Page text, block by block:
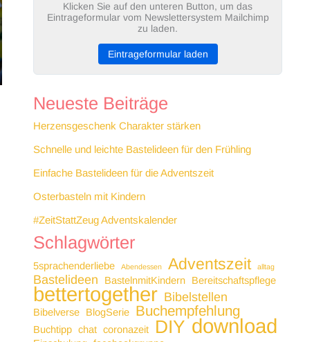
Klicken Sie auf den unteren Button, um das
Eintrageformular vom Newslettersystem Mailchimp
zu laden.
Eintrageformular laden
Neueste Beiträge
Herzensgeschenk Charakter stärken
Schnelle und leichte Bastelideen für den Frühling
Einfache Bastelideen für die Adventszeit
Osterbasteln mit Kindern
#ZeitStattZeug Adventskalender
Schlagwörter
5sprachenderliebe Abendessen Adventszeit alltag
Bastelideen BastelnmitKindern Bereitschaftspflege
bettertogether Bibelstellen
Bibelverse BlogSerie Buchempfehlung
Buchtipp chat coronazeit DIY download